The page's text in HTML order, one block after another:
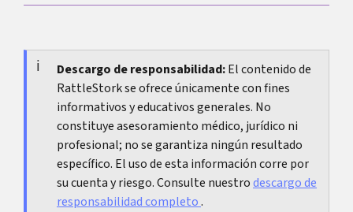
veces se mantiene. Una asimetría leve o incluso
clara puede seguir siendo completamente normal
también después de la pubertad.
Descargo de responsabilidad:El contenido de
RattleStork se ofrece únicamente con fines
informativos y educativos generales. No
constituye asesoramiento médico, jurídico ni
profesional; no se garantiza ningún resultado
específico. El uso de esta información corre por
su cuenta y riesgo. Consulte nuestrodescargo de
responsabilidad completo.